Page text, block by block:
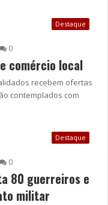
Destaque
0
comércio local
recebem ofertas
contemplados com
Destaque
0
80 guerreiros e
militar